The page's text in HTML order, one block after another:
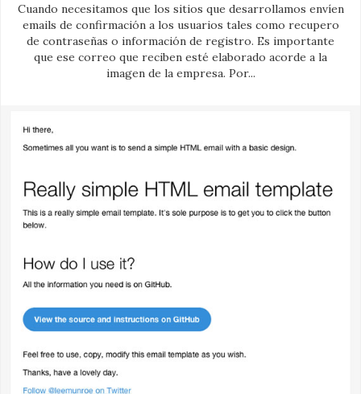
Cuando necesitamos que los sitios que desarrollamos envíen
emails de confirmación a los usuarios tales como recupero
de contraseñas o información de registro. Es importante
que ese correo que reciben esté elaborado acorde a la
imagen de la empresa. Por...